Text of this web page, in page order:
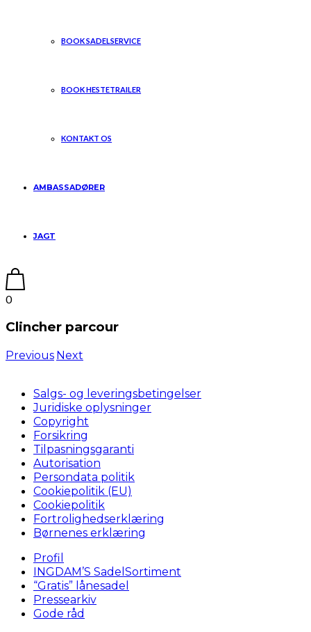
BOOK SADELSERVICE
BOOK HESTETRAILER
KONTAKT OS
AMBASSADØRER
JAGT
0
Clincher parcour
Previous Next
Salgs- og leveringsbetingelser
Juridiske oplysninger
Copyright
Forsikring
Tilpasningsgaranti
Autorisation
Persondata politik
Cookiepolitik (EU)
Cookiepolitik
Fortrolighedserklæring
Børnenes erklæring
Profil
INGDAM’S SadelSortiment
“Gratis” lånesadel
Pressearkiv
Gode råd